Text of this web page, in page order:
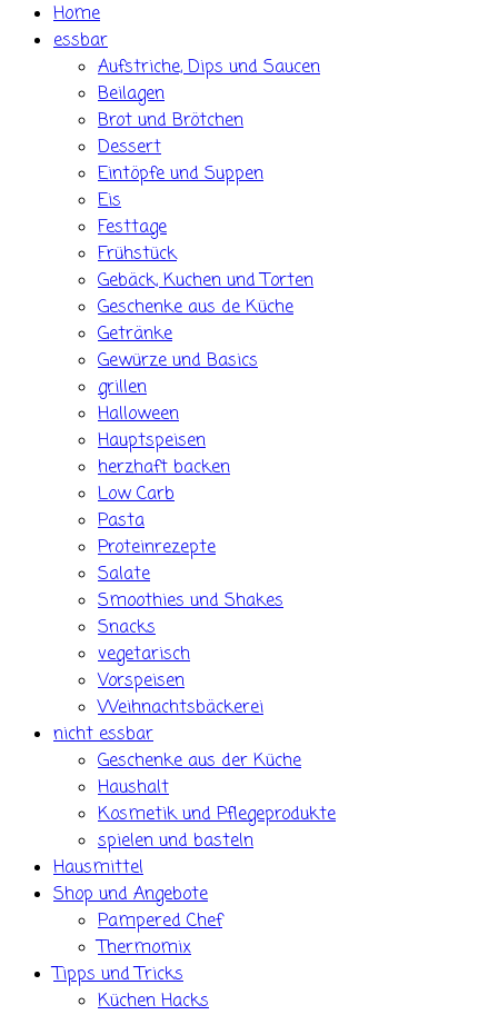
Home
essbar
Aufstriche, Dips und Saucen
Beilagen
Brot und Brötchen
Dessert
Eintöpfe und Suppen
Eis
Festtage
Frühstück
Gebäck, Kuchen und Torten
Geschenke aus de Küche
Getränke
Gewürze und Basics
grillen
Halloween
Hauptspeisen
herzhaft backen
Low Carb
Pasta
Proteinrezepte
Salate
Smoothies und Shakes
Snacks
vegetarisch
Vorspeisen
Weihnachtsbäckerei
nicht essbar
Geschenke aus der Küche
Haushalt
Kosmetik und Pflegeprodukte
spielen und basteln
Hausmittel
Shop und Angebote
Pampered Chef
Thermomix
Tipps und Tricks
Küchen Hacks